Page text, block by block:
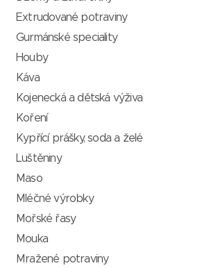
Extrudované potraviny
Gurmánské speciality
Houby
Káva
Kojenecká a dětská výživa
Koření
Kypřící prášky, soda a želé
Luštěniny
Maso
Mléčné výrobky
Mořské řasy
Mouka
Mražené potraviny